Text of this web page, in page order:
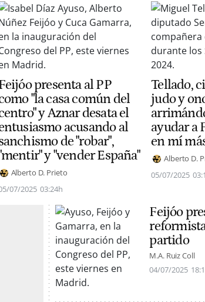
presenta al PP
"la casa común del
y Aznar desata el
acusando al
de "robar",
y "vender España"
Alberto D. Prieto
07/2025 03:24h
Tellado,
judo y
ayudar a
en mí
Alberto D.
05/07/2025
Feijóo
partido
M.A. Ruiz Coll
04/07/2025